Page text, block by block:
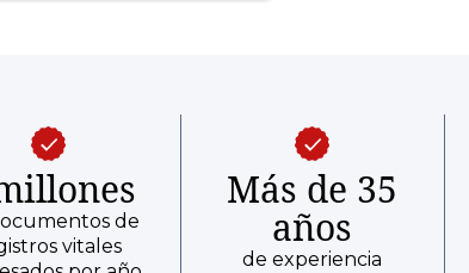
de
vitales
Más de 35
años
de experiencia